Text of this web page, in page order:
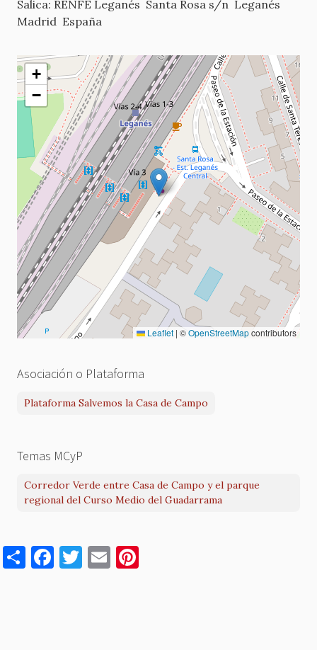
Salica: RENFE Leganés Santa Rosa s/n Leganés
Madrid España
+
−
Leaflet | ©OpenStreetMapcontributors
Asociación o Plataforma
Plataforma Salvemos la Casa de Campo
Temas MCyP
Corredor Verde entre Casa de Campo y el parque
regional del Curso Medio del Guadarrama
S
h
F
a
T
w
E
m